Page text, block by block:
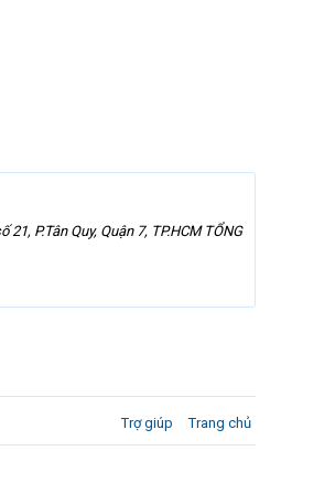
P.Tân Quy, Quận 7, TP.HCM TỔNG
Trợ giúp Trang chủ